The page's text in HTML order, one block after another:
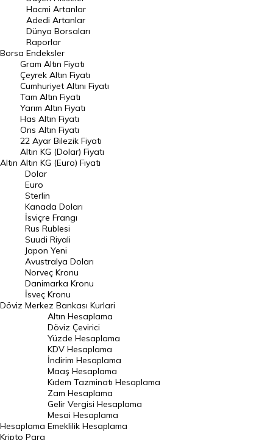
Hacmi Artanlar
Geçmiş Kapanışlar
Dünya Borsaları
Raporlar
Endeksler
DÖVİZ
Döviz Kuru
Dolar Kuru
Euro Kuru
Pound Kuru
Frank Kuru
Riyal Kuru
Avustralya Doları
Danimarka Kronu Kuru
Kanada Doları Kuru
Norveç Kronu Kuru
İsveç Kronu Kuru
Japon Yeni Kuru
Serbest Piyasa Döviz Kurları
Merkez Bankası Döviz Kurları
Altın Fiyatları
Borsa
Hacmi Artanlar
Adedi Artanlar
Dünya Borsaları
Raporlar
Endeksler
Altın
Gram Altın Fiyatı
Çeyrek Altın Fiyatı
Cumhuriyet Altını Fiyatı
Tam Altın Fiyatı
Yarım Altın Fiyatı
Has Altın Fiyatı
Ons Altın Fiyatı
22 Ayar Bilezik Fiyatı
Altın KG (Dolar) Fiyatı
Altın KG (Euro) Fiyatı
Döviz
Dolar
Euro
Sterlin
Kanada Doları
İsviçre Frangı
Rus Rublesi
Suudi Riyali
Japon Yeni
Avustralya Doları
Norveç Kronu
Danimarka Kronu
İsveç Kronu
Merkez Bankası Kurlari
Hesaplama
Altın Hesaplama
Döviz Çevirici
Yüzde Hesaplama
KDV Hesaplama
İndirim Hesaplama
Maaş Hesaplama
Kıdem Tazminatı Hesaplama
Zam Hesaplama
Gelir Vergisi Hesaplama
Mesai Hesaplama
Emeklilik Hesaplama
Kripto Para